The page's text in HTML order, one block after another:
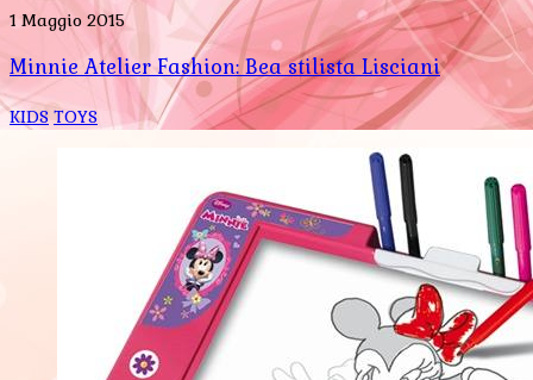
1 Maggio 2015
Minnie Atelier Fashion: Bea stilista Lisciani
KIDS TOYS